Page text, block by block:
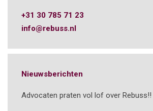
+31 30 785 71 23
info@rebuss.nl
Nieuwsberichten
Advocaten praten vol lof over Rebuss!!